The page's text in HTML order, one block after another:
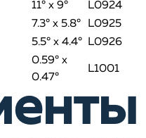
11° x 9°
L0924
7.3° x 5.8°
L0925
5.5° x 4.4° L0926
0.59° x
0.47°
L1001